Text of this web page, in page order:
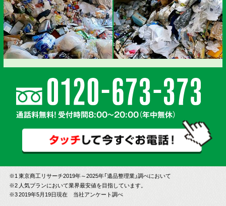
通話料無料! 受付時間8:00～20:00（年中無休）
※1 東京商工リサーチ2019年～2025年「遺品整理業」調べにおいて
※2 人気プランにおいて業界最安値を目指しています。
※3 2019年5月19日現在 当社アンケート調べ